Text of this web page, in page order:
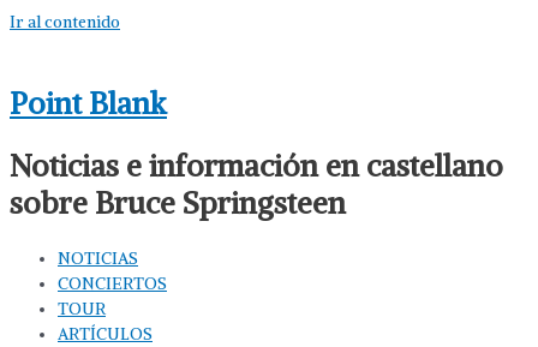
Ir al contenido
Point Blank
Noticias e información en castellano
sobre Bruce Springsteen
NOTICIAS
CONCIERTOS
TOUR
ARTÍCULOS